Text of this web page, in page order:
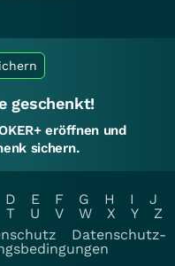
geschenkt!
eröffnen und
sichern.
D E F G H I
J
T U V W X Y
Z
Datenschutz-